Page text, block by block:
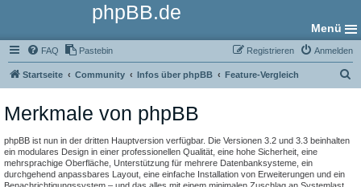
phpBB.de
Menü
FAQ Pastebin Anmelden
Registrieren
Startseite Community Infos über phpBB Feature-Vergleich
Merkmale von phpBB
phpBB ist nun in der dritten Hauptversion verfügbar. Die Versionen 3.2 und 3.3 beinhalten
ein modulares Design in einer professionellen Qualität, eine hohe Sicherheit, eine
mehrsprachige Oberfläche, Unterstützung für mehrere Datenbanksysteme, ein
durchgehend anpassbares Layout, eine einfache Installation von Erweiterungen und ein